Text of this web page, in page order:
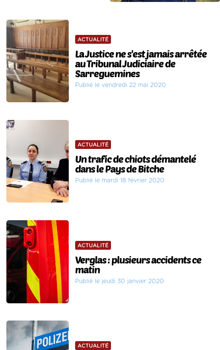
ACTUALITÉ
La Justice ne s'est jamais arrêtée
au Tribunal Judiciaire de
Sarreguemines
Publié le vendredi 22 mai 2020
ACTUALITÉ
Un trafic de chiots démantelé
dans le Pays de Bitche
Publié le mardi 18 février 2020
ACTUALITÉ
Verglas : plusieurs accidents ce
matin
Publié le jeudi 30 janvier 2020
ACTUALITÉ